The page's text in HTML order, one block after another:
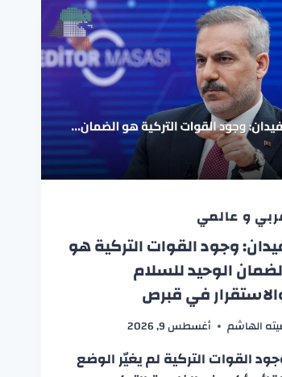
و عالمي
وجود القوات التركية هو
الوحيد للسلام
في قبرص
الهاشم أغسطس 9, 2026
القوات التركية لم يغيّر الوضع